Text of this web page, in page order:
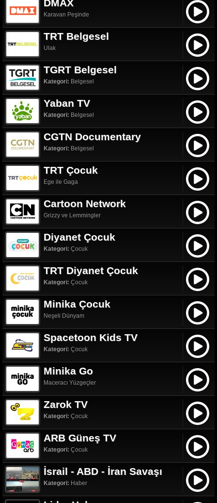
DMAX
Karavan Peşinde
TRT Belgesel
Ulak
TGRT Belgesel
Kategori: Belgesel
Yaban TV
Kategori: Belgesel
CGTN Documentary
Kategori: Belgesel
TRT Çocuk
Ege ile Gaga
Cartoon Network
Grizzy ve Lemmingler
Diyanet Çocuk
Kategori: Çocuk
TRT Diyanet Çocuk
Kategori: Çocuk
Minika Çocuk
Neşeli Dünyam
Spacetoon Kids TV
Kategori: Çocuk
Minika Go
Maceracı Yüzgeçler
Zarok TV
Kategori: Çocuk
ARB Güneş TV
Kategori: Çocuk
İsrail - ABD - İran Savaşı
Kategori: Haber